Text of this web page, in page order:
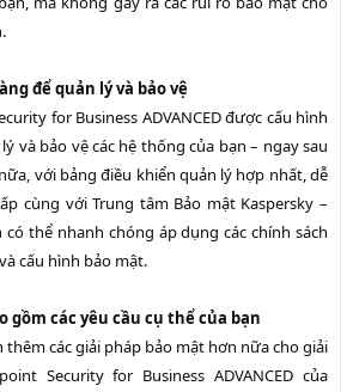
để quản lý và bảo vệ
for Business ADVANCED được cấu hình
và bảo vệ các hệ thống của bạn – ngay sau
với bảng điều khiển quản lý hợp nhất, dễ
cùng với Trung tâm Bảo mật Kaspersky –
có thể nhanh chóng áp dụng các chính sách
cấu hình bảo mật.
gồm các yêu cầu cụ thể của bạn
thêm các giải pháp bảo mật hơn nữa cho giải
Security for Business ADVANCED của